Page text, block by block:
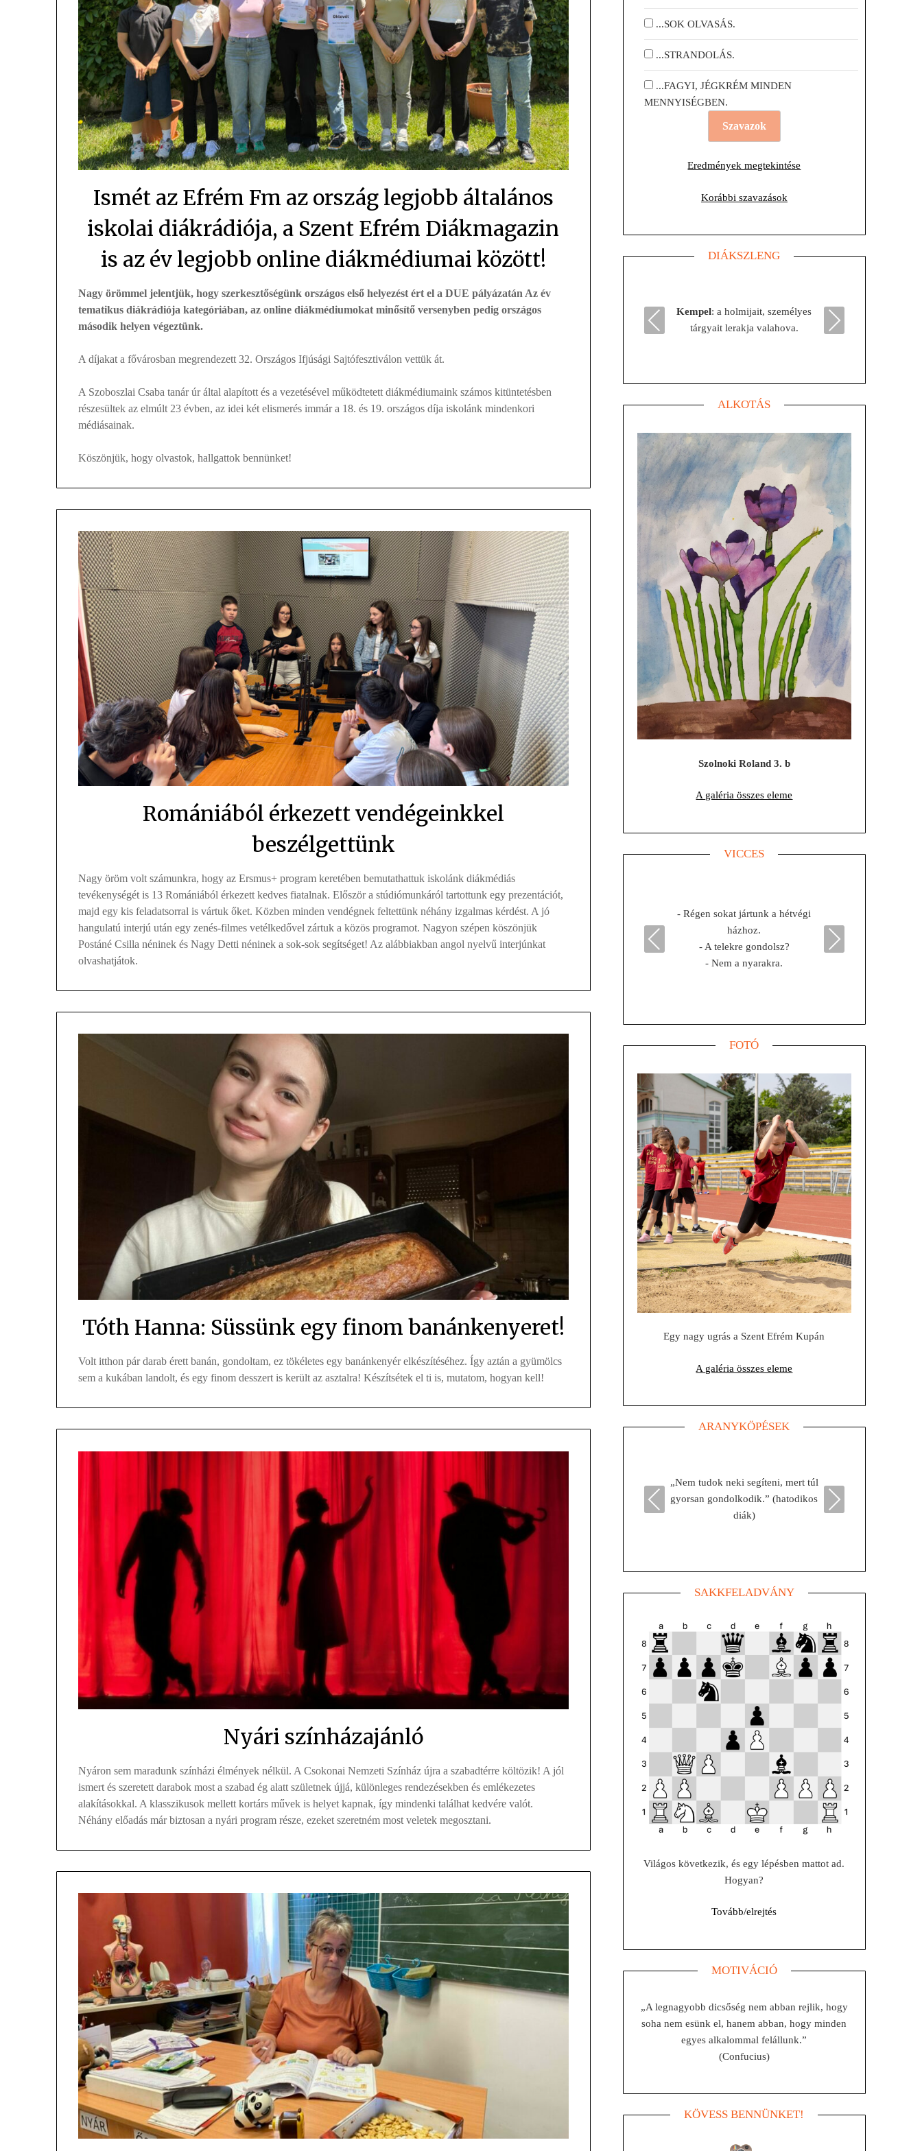
Ismét az Efrém Fm az ország legjobb általános
iskolai diákrádiója, a Szent Efrém Diákmagazin
is az év legjobb online diákmédiumai között!
Nagy örömmel jelentjük, hogy szerkesztőségünk országos első helyezést ért el a DUE pályázatán Az év
tematikus diákrádiója kategóriában, az online diákmédiumokat minősítő versenyben pedig országos
második helyen végeztünk.
A díjakat a fővárosban megrendezett 32. Országos Ifjúsági Sajtófesztiválon vettük át.
A Szoboszlai Csaba tanár úr által alapított és a vezetésével működtetett diákmédiumaink számos kitüntetésben
részesültek az elmúlt 23 évben, az idei két elismerés immár a 18. és 19. országos díja iskolánk mindenkori
médiásainak.
Köszönjük, hogy olvastok, hallgattok bennünket!
Romániából érkezett vendégeinkkel
beszélgettünk
Nagy öröm volt számunkra, hogy az Ersmus+ program keretében bemutathattuk iskolánk diákmédiás
tevékenységét is 13 Romániából érkezett kedves fiatalnak. Először a stúdiómunkáról tartottunk egy prezentációt,
majd egy kis feladatsorral is vártuk őket. Közben minden vendégnek feltettünk néhány izgalmas kérdést. A jó
hangulatú interjú után egy zenés-filmes vetélkedővel zártuk a közös programot. Nagyon szépen köszönjük
Postáné Csilla néninek és Nagy Detti néninek a sok-sok segítséget! Az alábbiakban angol nyelvű interjúnkat
olvashatjátok.
Tóth Hanna: Süssünk egy finom banánkenyeret!
Volt itthon pár darab érett banán, gondoltam, ez tökéletes egy banánkenyér elkészítéséhez. Így aztán a gyümölcs
sem a kukában landolt, és egy finom desszert is került az asztalra! Készítsétek el ti is, mutatom, hogyan kell!
Nyári színházajánló
Nyáron sem maradunk színházi élmények nélkül. A Csokonai Nemzeti Színház újra a szabadtérre költözik! A jól
ismert és szeretett darabok most a szabad ég alatt születnek újjá, különleges rendezésekben és emlékezetes
alakításokkal. A klasszikusok mellett kortárs művek is helyet kapnak, így mindenki találhat kedvére valót.
Néhány előadás már biztosan a nyári program része, ezeket szeretném most veletek megosztani.
...SOK OLVASÁS.
...STRANDOLÁS.
...FAGYI, JÉGKRÉM MINDEN
MENNYISÉGBEN.
Eredmények megtekintése
Korábbi szavazások
DIÁKSZLENG
Kempel: a holmijait, személyes
tárgyait lerakja valahova.
Previous Next
ALKOTÁS
Szolnoki Roland 3. b
A galéria összes eleme
VICCES
- Régen sokat jártunk a hétvégi
házhoz.
- A telekre gondolsz?
- Nem a nyarakra.
Previous Next
FOTÓ
Egy nagy ugrás a Szent Efrém Kupán
A galéria összes eleme
ARANYKÖPÉSEK
„Nem tudok neki segíteni, mert túl
gyorsan gondolkodik.” (hatodikos
diák)
Previous
Next
SAKKFELADVÁNY
Világos következik, és egy lépésben mattot ad.
Hogyan?
Tovább/elrejtés
MOTIVÁCIÓ
„A legnagyobb dicsőség nem abban rejlik, hogy
soha nem esünk el, hanem abban, hogy minden
egyes alkalommal felállunk.”
(Confucius)
KÖVESS BENNÜNKET!